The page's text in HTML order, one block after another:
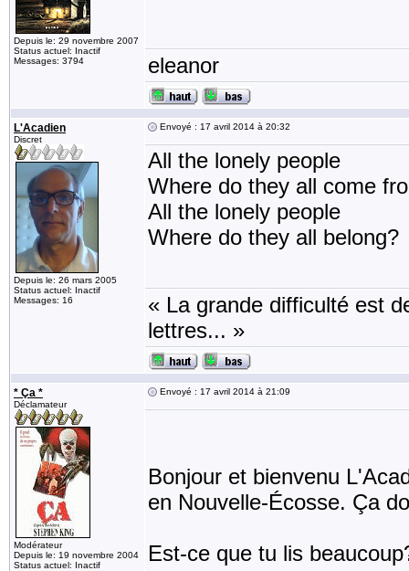
Depuis le: 29 novembre 2007
Status actuel: Inactif
Messages: 3794
eleanor
L'Acadien
Discret
Depuis le: 26 mars 2005
Status actuel: Inactif
Messages: 16
Envoyé : 17 avril 2014 à 20:32
All the lonely people
Where do they all come
All the lonely people
Where do they all belong?
« La grande difficulté est
lettres... »
* Ça *
Déclamateur
Modérateur
Depuis le: 19 novembre 2004
Status actuel: Inactif
Envoyé : 17 avril 2014 à 21:09
Bonjour et bienvenu
en Nouvelle-Écosse. Ça
Est-ce que tu lis